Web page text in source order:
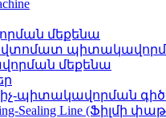
մեքենա
մեքենա
պիտակավորման գիծ
Sealing Line (Ֆիլմի